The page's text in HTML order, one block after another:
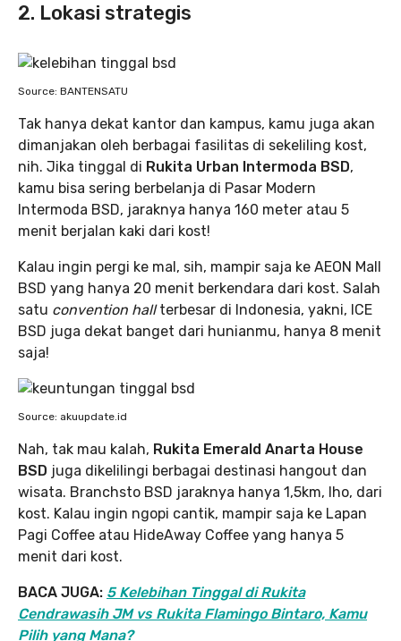
2. Lokasi strategis
Source: BANTENSATU
Tak hanya dekat kantor dan kampus, kamu juga akan
dimanjakan oleh berbagai fasilitas di sekeliling kost,
nih. Jika tinggal di Rukita Urban Intermoda BSD,
kamu bisa sering berbelanja di Pasar Modern
Intermoda BSD, jaraknya hanya 160 meter atau 5
menit berjalan kaki dari kost!
Kalau ingin pergi ke mal, sih, mampir saja ke AEON Mall
BSD yang hanya 20 menit berkendara dari kost. Salah
satu convention hallterbesar di Indonesia, yakni, ICE
BSD juga dekat banget dari hunianmu, hanya 8 menit
saja!
Source: akuupdate.id
Nah, tak mau kalah, Rukita Emerald Anarta House
BSD juga dikelilingi berbagai destinasi hangout dan
wisata. Branchsto BSD jaraknya hanya 1,5km, lho, dari
kost. Kalau ingin ngopi cantik, mampir saja ke Lapan
Pagi Coffee atau HideAway Coffee yang hanya 5
menit dari kost.
BACA JUGA: 5 Kelebihan Tinggal di Rukita
Cendrawasih JM vs Rukita Flamingo Bintaro, Kamu
Pilih yang Mana?